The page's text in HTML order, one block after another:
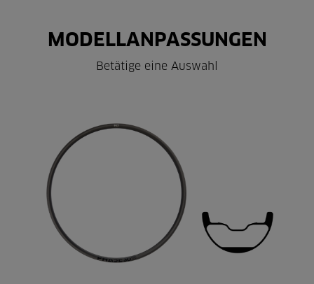
MODELLANPASSUNGEN
Betätige eine Auswahl